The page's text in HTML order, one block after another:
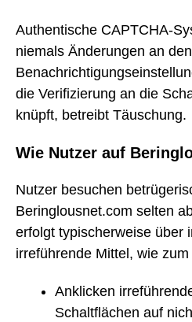
Authentische CAPTCHA-
niemals Änderungen an
die Verifizierung an die
knüpft, betreibt Täuschung.
Wie Nutzer auf
Nutzer besuchen
Beringlousnet.com selten
erfolgt typischerweise über
irreführende Mittel, wie
Anklicken
Schaltflächen auf